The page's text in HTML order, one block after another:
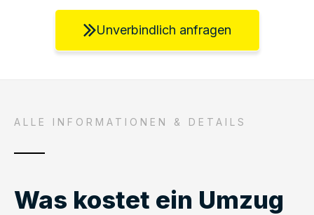
Unverbindlich anfragen
ALLE INFORMATIONEN & DETAILS
Was kostet ein Umzug